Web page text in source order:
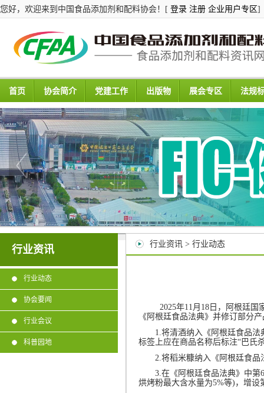
您好，欢迎来到中国食品添加剂和配料协会！[ 登录 注册 企业用户专区]
首页 协会简介 党建工作 出版物 展会专区 法规
行业资讯
行业动态
协会要闻
行业会议
科普园地
行业资讯 > 行业动态
2025年11月 18 日，阿根廷国
《阿根廷食品法典》并修订部分
1. 将清酒纳入《阿根廷食品
标签上应在商品名称后标注“巴氏
2. 将稻米糠纳入《阿根廷食
3.在《阿根廷食品法典》中第
烘烤粉最大含水量为5%等) ，增设